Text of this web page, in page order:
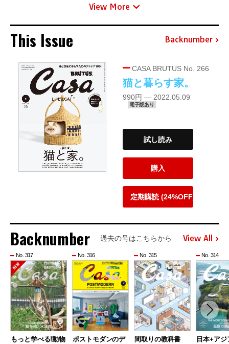
View More
This Issue Backnumber
CASA BRUTUS No. 266
猫と暮らす家。
990円 — 2022.05.09
電子版あり
試し読み
購入
定期購読 (24%OFF)
Backnumber 過去の号はこちらから View All
No. 317
もっと学べる!動物
No. 316
ポストモダンのデ
No. 315
間取りの教科書
No. 314
日本+アジ